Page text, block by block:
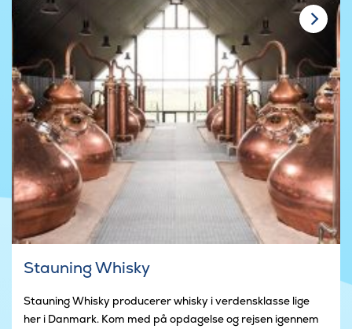
Stauning Whisky
Stauning Whisky producerer whisky i verdensklasse lige
her i Danmark. Kom med på opdagelse og rejsen igennem